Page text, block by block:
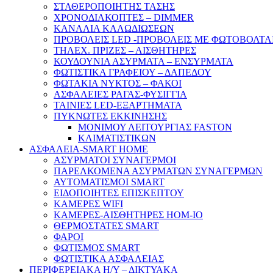
ΣΤΑΘΕΡΟΠΟΙΗΤΗΣ ΤΑΣΗΣ
ΧΡΟΝΟΔΙΑΚΟΠΤΕΣ – DIMMER
ΚΑΝΑΛΙΑ ΚΑΛΩΔΙΩΣΕΩΝ
ΠΡΟΒΟΛΕΙΣ LED -ΠΡΟΒΟΛΕΙΣ ΜΕ
ΤΗΛΕΧ. ΠΡΙΖΕΣ – ΑΙΣΘΗΤΗΡΕΣ
ΚΟΥΔΟΥΝΙΑ ΑΣΥΡΜΑΤΑ – ΕΝΣΥΡΜΑΤΑ
ΦΩΤΙΣΤΙΚΑ ΓΡΑΦΕΙΟΥ – ΔΑΠΕΔΟΥ
ΦΩΤΑΚΙΑ ΝΥΚΤΟΣ – ΦΑΚΟΙ
ΑΣΦΑΛΕΙΕΣ ΡΑΓΑΣ-ΦΥΣΙΓΓΙΑ
ΤΑΙΝΙΕΣ LED-ΕΞΑΡΤΗΜΑΤΑ
ΠΥΚΝΩΤΕΣ ΕΚΚΙΝΗΣΗΣ
ΜΟΝΙΜΟΥ ΛΕΙΤΟΥΡΓΙΑΣ FASTON
ΚΛΙΜΑΤΙΣΤΙΚΩΝ
ΑΣΦΑΛΕΙΑ-SMART HOME
ΑΣΥΡΜΑΤΟΙ ΣΥΝΑΓΕΡΜΟΙ
ΠΑΡΕΛΚΟΜΕΝΑ ΑΣΥΡΜΑΤΩΝ ΣΥΝΑΓΕΡΜΩΝ
ΑΥΤΟΜΑΤΙΣΜΟΙ SMART
ΕΙΔΟΠΟΙΗΤΕΣ ΕΠΙΣΚΕΠΤΟΥ
ΚΑΜΕΡΕΣ WIFI
ΚΑΜΕΡΕΣ-ΑΙΣΘΗΤΗΡΕΣ ΗΟΜ-ΙΟ
ΘΕΡΜΟΣΤΑΤΕΣ SMART
ΦΑΡΟΙ
ΦΩΤΙΣΜΟΣ SMART
ΦΩΤΙΣΤΙΚΑ ΑΣΦΑΛΕΙΑΣ
ΠΕΡΙΦΕΡΕΙΑΚΑ Η/Υ – ΔΙΚΤΥΑΚΑ